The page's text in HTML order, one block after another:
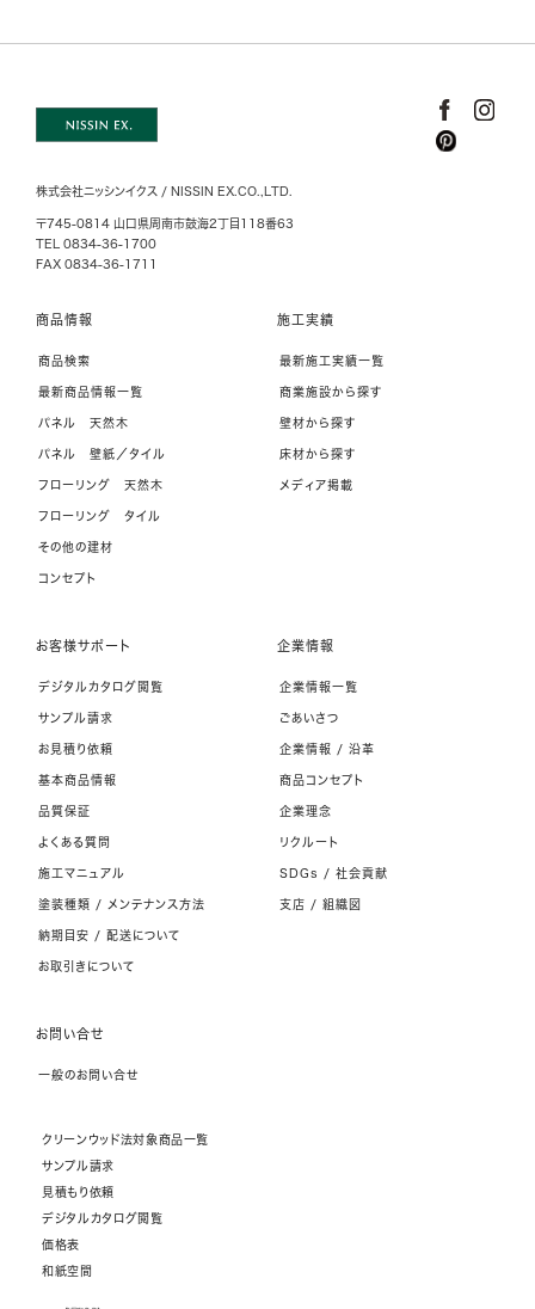
株式会社ニッシンイクス / NISSIN EX.CO.,LTD.
〒745-0814 山口県周南市鼓海2丁目118番63
TEL 0834-36-1700
FAX 0834-36-1711
商品情報
商品検索
最新商品情報一覧
パネル 天然木
パネル 壁紙／タイル
フローリング 天然木
フローリング タイル
その他の建材
コンセプト
施工実績
最新施工実績一覧
商業施設から探す
壁材から探す
床材から探す
メディア掲載
お客様サポート
デジタルカタログ閲覧
サンプル請求
お見積り依頼
基本商品情報
品質保証
よくある質問
施工マニュアル
塗装種類 / メンテナンス方法
納期目安 / 配送について
お取引きについて
企業情報
企業情報一覧
ごあいさつ
企業情報 / 沿革
商品コンセプト
企業理念
リクルート
SDGs / 社会貢献
支店 / 組織図
お問い合せ
一般のお問い合せ
クリーンウッド法対象商品一覧
サンプル請求
見積もり依頼
デジタルカタログ閲覧
価格表
和紙空間